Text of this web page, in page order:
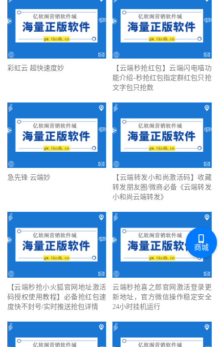
彩虹云 超快速度妙
【云端秒抢红包】云端闪电喵功
能介绍-秒抢红包指定群红包只抢
文字包只抢数
急先锋 云端妙
【云端转发小和尚激活码】收藏
转发朋友圈/微商必备《云端转发
小和尚云端转发》
【云端秒抢小火狐官网地址激活
码授权使用教程】必备抢红包速
度快不封号/实时推送抢包详情
云端秒抢喜之郎官网激活登录更
新地址，官方微信操作稳定安全
24小时挂机运行
商城